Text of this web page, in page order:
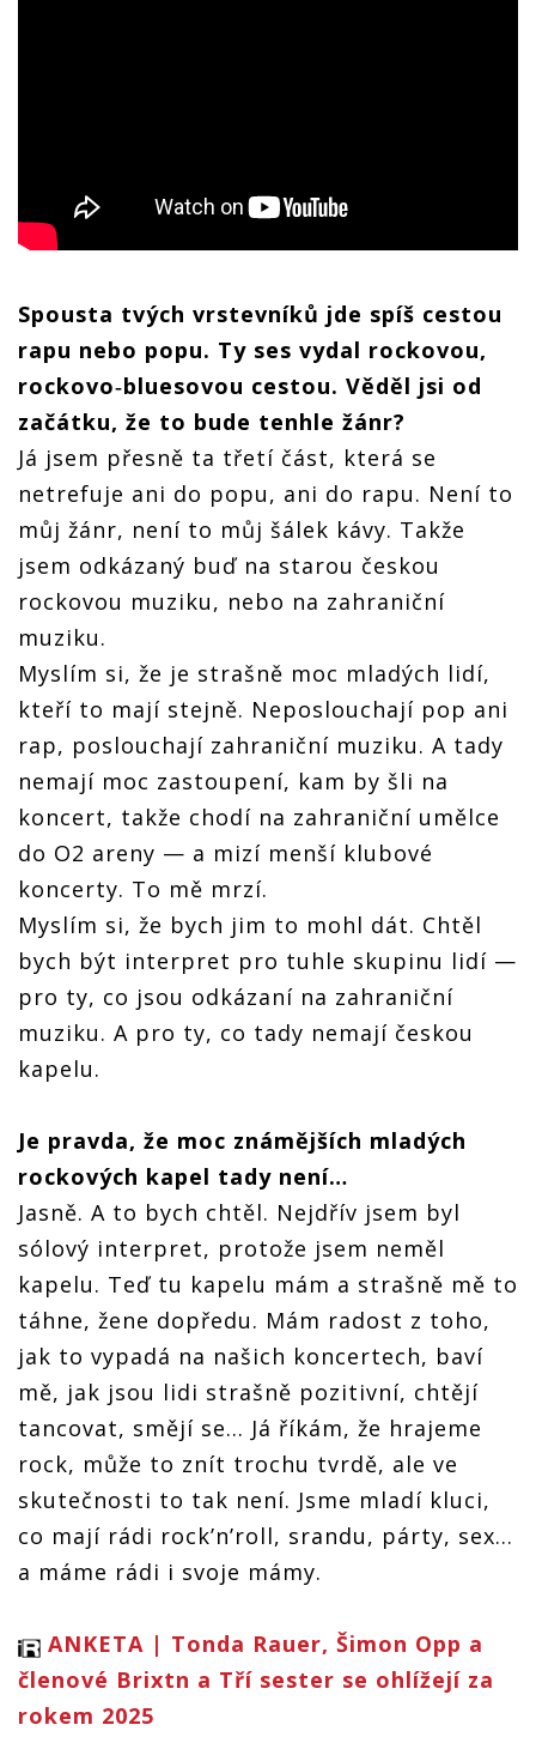
Spousta tvých vrstevníků jde spíš cestou
rapu nebo popu. Ty ses vydal rockovou,
rockovo‑bluesovou cestou. Věděl jsi od
začátku, že to bude tenhle žánr?
Já jsem přesně ta třetí část, která se
netrefuje ani do popu, ani do rapu. Není to
můj žánr, není to můj šálek kávy. Takže
jsem odkázaný buď na starou českou
rockovou muziku, nebo na zahraniční
muziku.
Myslím si, že je strašně moc mladých lidí,
kteří to mají stejně. Neposlouchají pop ani
rap, poslouchají zahraniční muziku. A tady
nemají moc zastoupení, kam by šli na
koncert, takže chodí na zahraniční umělce
do O2 areny — a mizí menší klubové
koncerty. To mě mrzí.
Myslím si, že bych jim to mohl dát. Chtěl
bych být interpret pro tuhle skupinu lidí —
pro ty, co jsou odkázaní na zahraniční
muziku. A pro ty, co tady nemají českou
kapelu.
Je pravda, že moc známějších mladých
rockových kapel tady není…
Jasně. A to bych chtěl. Nejdřív jsem byl
sólový interpret, protože jsem neměl
kapelu. Teď tu kapelu mám a strašně mě to
táhne, žene dopředu. Mám radost z toho,
jak to vypadá na našich koncertech, baví
mě, jak jsou lidi strašně pozitivní, chtějí
tancovat, smějí se… Já říkám, že hrajeme
rock, může to znít trochu tvrdě, ale ve
skutečnosti to tak není. Jsme mladí kluci,
co mají rádi rock’n’roll, srandu, párty, sex…
a máme rádi i svoje mámy.
ANKETA | Tonda Rauer, Šimon Opp a
členové Brixtn a Tří sester se ohlížejí za
rokem 2025